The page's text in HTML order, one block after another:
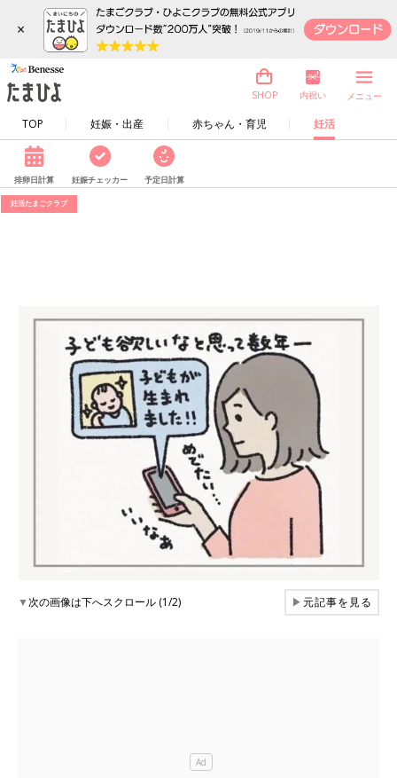
×
TOP 妊娠・出産 赤ちゃん・育児 妊活
SHOP 内祝い メニュー
排卵日計算 妊娠チェッカー 予定日計算
妊活たまごクラブ
▼次の画像は下へスクロール (1/2) ▶元記事を見る